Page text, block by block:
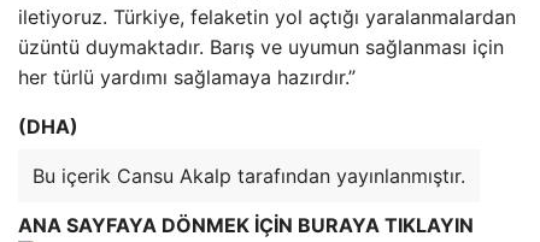
iletiyoruz. Türkiye, felaketin yol açtığı yaralanmalardan
üzüntü duymaktadır. Barış ve uyumun sağlanması için
her türlü yardımı sağlamaya hazırdır.”
(DHA)
Bu içerik Cansu Akalp tarafından yayınlanmıştır.
ANA SAYFAYA DÖNMEK İÇİN BURAYA TIKLAYIN